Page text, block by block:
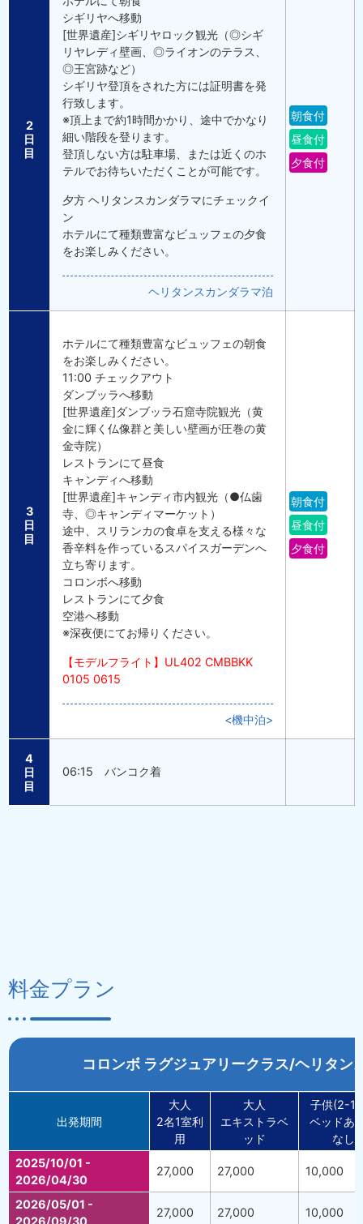
2
日
目
シギリヤへ移動
[世界遺産]シギリヤロック観光（◎シギ
リヤレディ壁画、◎ライオンのテラス、
◎王宮跡など）
シギリヤ登頂をされた方には証明書を発
行致します。
※頂上まで約1時間かかり、途中でかなり
細い階段を登ります。
登頂しない方は駐車場、または近くのホ
テルでお待ちいただくことが可能です。
夕方 ヘリタンスカンダラマにチェックイ
ン
ホテルにて種類豊富なビュッフェの夕食
をお楽しみください。
ヘリタンスカンダラマ泊
朝食付
昼食付
夕食付
3
日
目
ホテルにて種類豊富なビュッフェの朝食
をお楽しみください。
11:00 チェックアウト
ダンブッラへ移動
[世界遺産]ダンブッラ石窟寺院観光（黄
金に輝く仏像群と美しい壁画が圧巻の黄
金寺院）
レストランにて昼食
キャンディへ移動
[世界遺産]キャンディ市内観光（●仏歯
寺、◎キャンディマーケット）
途中、スリランカの食卓を支える様々な
香辛料を作っているスパイスガーデンへ
立ち寄ります。
コロンボへ移動
レストランにて夕食
空港へ移動
※深夜便にてお帰りください。
【モデルフライト】UL402 CMBBKK
0105 0615
<機中泊>
朝食付
昼食付
夕食付
4
日
目
06:15 バンコク着
料金プラン
コロンボ ラグジュアリークラス/ヘリタン
出発期間
大人
2名1室利
用
大人
エキストラベ
ッド
子供(2-
ベッドあ
なし
2025/10/01 -
2026/04/30
27,000 27,000 10,000
2026/05/01 -
2026/09/30
27,000 27,000 10,000